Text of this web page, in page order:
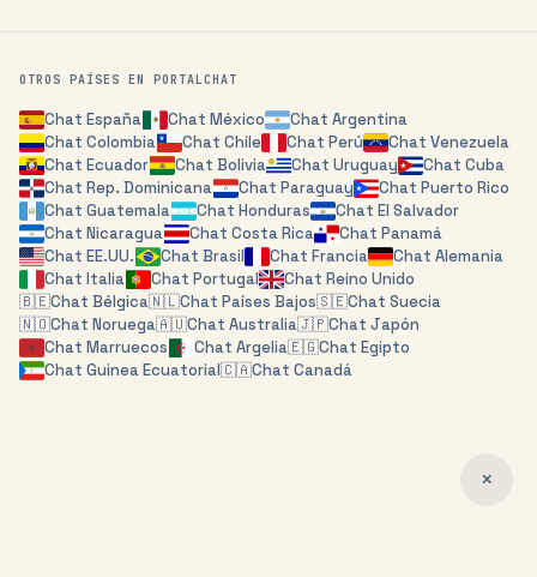
OTROS PAÍSES EN PORTALCHAT
ChatEspaña Chat México Chat Argentina
ChatColombia Chat Chile Chat Perú ChatVenezuela
ChatEcuador Chat Bolivia Chat Uruguay ChatCuba
ChatRep. Dominicana Chat Paraguay Chat Puerto Rico
ChatGuatemala Chat Honduras Chat El Salvador
ChatNicaragua Chat Costa Rica Chat Panamá
ChatEE.UU. Chat Brasil Chat Francia ChatAlemania
ChatItalia Chat Portugal Chat Reino Unido
🇧🇪Chat Bélgica🇳🇱Chat Países Bajos🇸🇪Chat Suecia
🇳🇴Chat Noruega🇦🇺Chat Australia🇯🇵Chat Japón
ChatMarruecos Chat Argelia🇪🇬Chat Egipto
ChatGuinea Ecuatorial🇨🇦ChatCanadá
✕